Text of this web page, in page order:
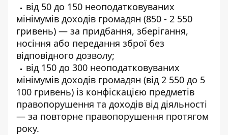
від 50 до 150 неоподатковуваних
мінімумів доходів громадян (850 - 2 550
гривень) — за придбання, зберігання,
носіння або передання зброї без
відповідного дозволу;
від 150 до 300 неоподатковуваних
мінімумів доходів громадян (від 2 550 до 5
100 гривень) із конфіскацією предметів
правопорушення та доходів від діяльності
— за повторне правопорушення протягом
року.